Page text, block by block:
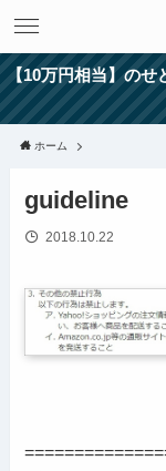
【10万円相当】のせ
ホーム
guideline
2018.10.22